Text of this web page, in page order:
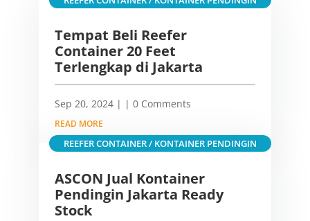
Tempat Beli Reefer
Container 20 Feet
Terlengkap di Jakarta
Sep 20, 2024| | 0 Comments
READ MORE
ASCON Jual Kontainer
Pendingin Jakarta Ready
Stock
REEFER CONTAINER / KONTAINER PENDINGIN